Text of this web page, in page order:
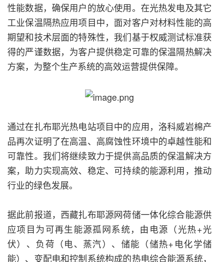
性能数据，确保用户的放心使用。在光热发电及其它
工业保温隔热应用项目中，面对客户对材料性能的高
期望和技术层面的特殊性，我们基于权威测试标准获
得的严谨数据，为客户提供稳定可靠的保温隔热解决
方案，为整个生产系统的高效运营提供保障。
通过在扎布耶光热电站项目中的应用，洛科威岩棉产
品再次证明了在高温、高腐蚀性环境中的卓越性能和
可靠性。我们将继续致力于提供高品质的保温解决方
案，助力实现高效、稳定、可持续的能源利用，推动
行业的绿色发展。
据此前报道，西藏扎布耶源网荷储一体化综合能源供
应项目为可再生能源孤网系统，由电源（光热+光
伏）、负荷（电、蒸汽）、储能（储热+电化学储
能）、变配电和控制系统构成的热电综合能源系统，